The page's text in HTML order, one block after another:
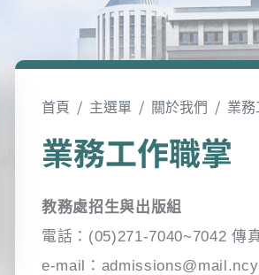
首頁 主選單 關於我們 業
業務工作職掌
教務處招生與出版組
電話： (05)271-7040~7042傳
e-mail：